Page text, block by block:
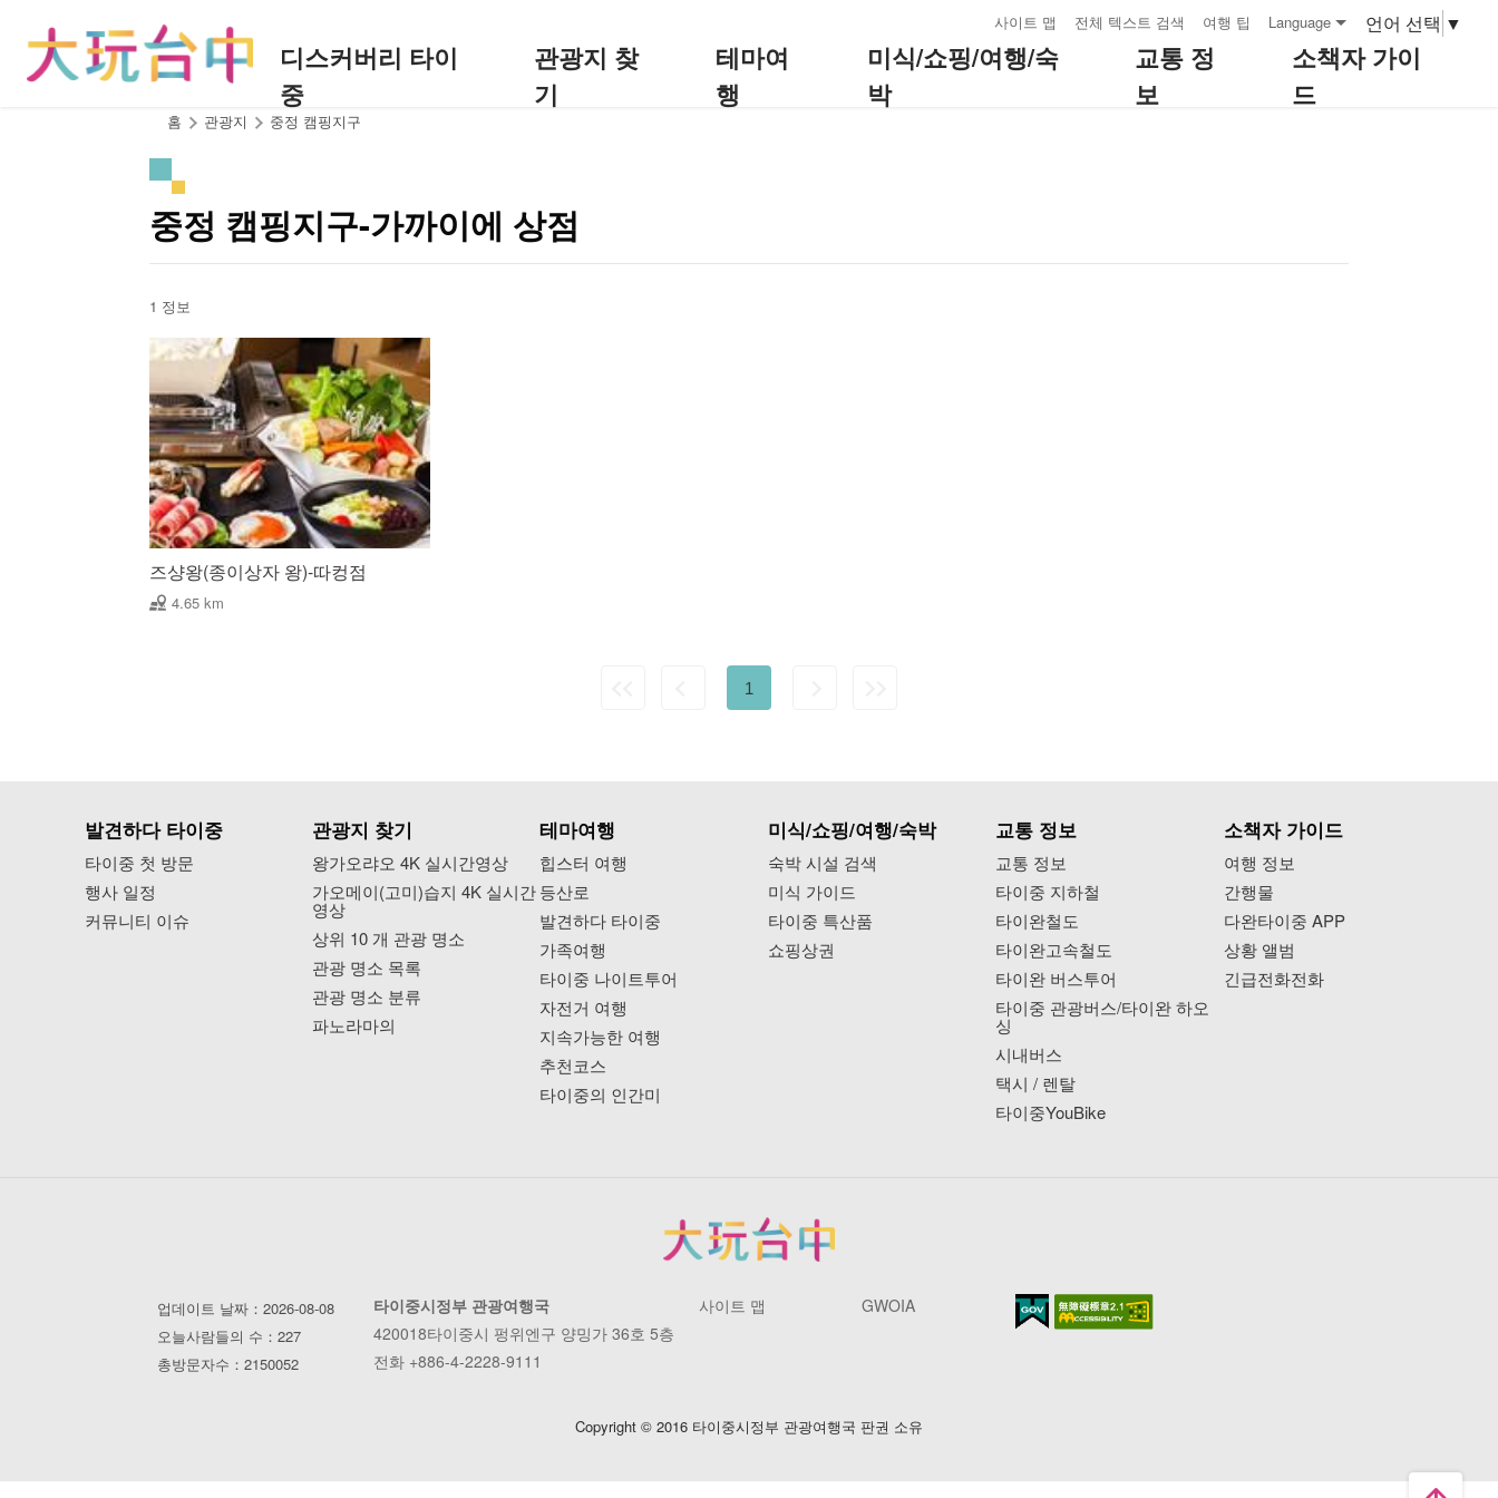
사이트 맵 전체 텍스트 검색 여행 팁 Language 언어 선택 ▼
디스커버리 타이
중
관광지 찾
기
테마여
행
미식/쇼핑/여행/숙
박
교통 정
보
소책자 가이
드
홈 관광지 중정 캠핑지구
중정 캠핑지구-가까이에 상점
1 정보
즈샹왕(종이상자 왕)-따컹점
4.65 km
1
발견하다 타이중
타이중 첫 방문
행사 일정
커뮤니티 이슈
관광지 찾기
왕가오랴오 4K 실시간영상
가오메이(고미)습지 4K 실시간
영상
상위 10 개 관광 명소
관광 명소 목록
관광 명소 분류
파노라마의
테마여행
힙스터 여행
등산로
발견하다 타이중
가족여행
타이중 나이트투어
자전거 여행
지속가능한 여행
추천코스
타이중의 인간미
미식/쇼핑/여행/숙박
숙박 시설 검색
미식 가이드
타이중 특산품
쇼핑상권
교통 정보
교통 정보
타이중 지하철
타이완철도
타이완고속철도
타이완 버스투어
타이중 관광버스/타이완 하오
싱
시내버스
택시 / 렌탈
타이중YouBike
소책자 가이드
여행 정보
간행물
다완타이중 APP
상황 앨범
긴급전화전화
업데이트 날짜：2026-08-08
오늘사람들의 수：227
총방문자수：2150052
타이중시정부 관광여행국
420018타이중시 펑위엔구 양밍가 36호 5층
전화 +886-4-2228-9111
사이트 맵 GWOIA
Copyright © 2016 타이중시정부 관광여행국 판권 소유